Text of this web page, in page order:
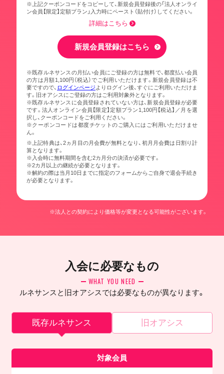
※上記クーポンコードをコピーして、新規会員登録後の「法人オンライ
ン会員【限定】定額プラン」入力時にペースト（貼付け）してください。
詳細はこちら
新規会員登録はこちら
※既存ルネサンスの月払い会員にご登録の方は無料で、都度払い会員
の方は月額1,100円（税込）でご利用いただけます。新規会員登録は不
要ですので、 ログインページ よりログイン後、すぐにご利用いただけま
す。旧オアシスにご登録の方はご利用対象外となります。
※既存ルネサンスに会員登録されていない方は、新規会員登録が必要
です。法人オンライン会員【限定】定額プラン1,100円【税込】／月を選
択し、クーポンコードをご利用ください。
※クーポンコードは都度チケットのご購入にはご利用いただけませ
ん。
※上記特典は、2ヵ月目の月会費が無料となり、初月月会費は日割り計
算となります。
※入会時に無料期間を含む2カ月分の決済が必要です。
※2カ月以上の継続が必要となります。
※解約の際は当月10日までに指定のフォームからご自身で退会手続き
が必要となります。
※法人との契約により価格等が変更となる可能性がございます。
入会に必要なもの
WHAT YOU NEED
ルネサンスと旧オアシスでは必要なものが異なります。
既存ルネサンス 旧オアシス
対象会員